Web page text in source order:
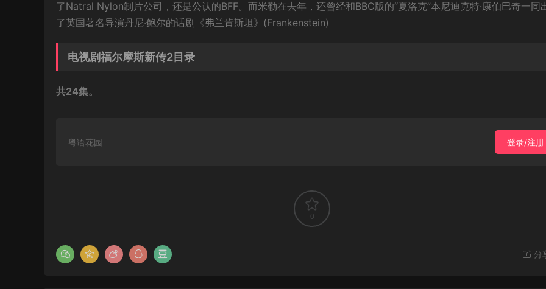
了Natral Nylon制片公司，还是公认的BFF。而米勒在去年，还曾经和BBC版的“夏洛克”本尼迪克特·康伯巴奇一同
了英国著名导演丹尼·鲍尔的话剧《弗兰肯斯坦》(Frankenstein)
电视剧福尔摩斯新传2目录
共24集。
粤语花园 登录/注册
0
分